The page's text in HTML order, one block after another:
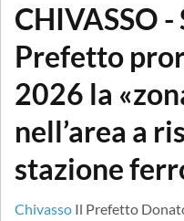
CHIVASSO
Prefetto
2026 la
nell’area a
stazione
Chivasso Il Prefetto